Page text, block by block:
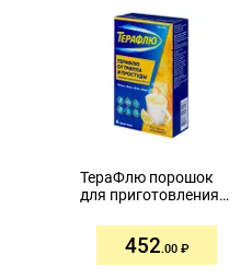
ТераФлю порошок
для приготовления
приема внутрь №4
лимон452.00